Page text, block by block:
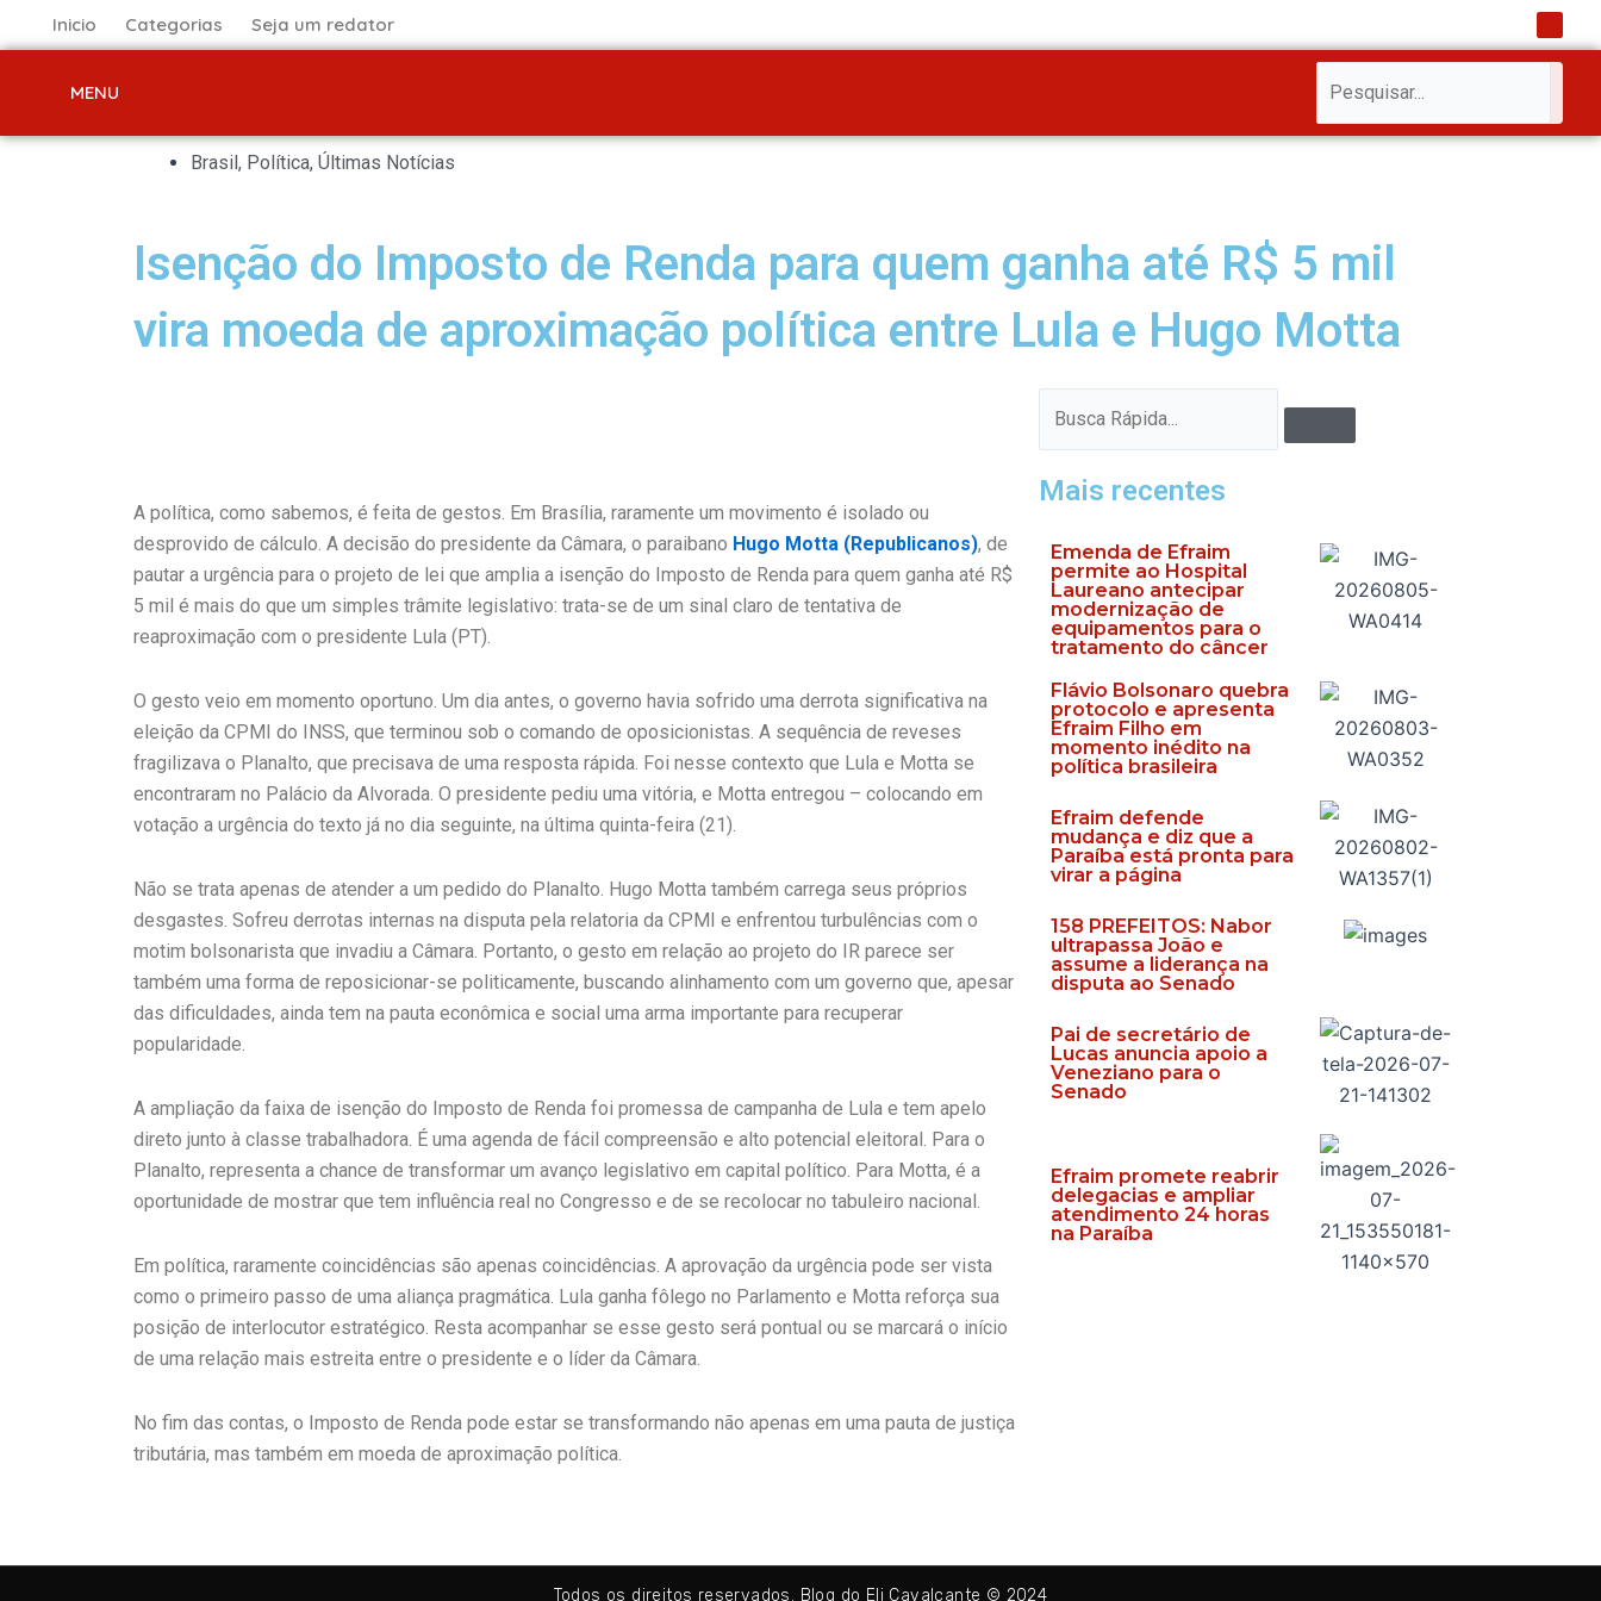
para
Inicio Categorias Seja um redator I
s
m
MENU
Brasil, Política, Últimas Notícias
Isenção do Imposto de Renda para quem ganha até R$ 5 mil
vira moeda de aproximação política entre Lula e Hugo Motta
A política, como sabemos, é feita de gestos. Em Brasília, raramente um movimento é isolado ou
desprovido de cálculo. A decisão do presidente da Câmara, o paraibano Hugo Motta (Republicanos), de
pautar a urgência para o projeto de lei que amplia a isenção do Imposto de Renda para quem ganha até R$
5 mil é mais do que um simples trâmite legislativo: trata-se de um sinal claro de tentativa de
reaproximação com o presidente Lula (PT).
O gesto veio em momento oportuno. Um dia antes, o governo havia sofrido uma derrota significativa na
eleição da CPMI do INSS, que terminou sob o comando de oposicionistas. A sequência de reveses
fragilizava o Planalto, que precisava de uma resposta rápida. Foi nesse contexto que Lula e Motta se
encontraram no Palácio da Alvorada. O presidente pediu uma vitória, e Motta entregou – colocando em
votação a urgência do texto já no dia seguinte, na última quinta-feira (21).
Não se trata apenas de atender a um pedido do Planalto. Hugo Motta também carrega seus próprios
desgastes. Sofreu derrotas internas na disputa pela relatoria da CPMI e enfrentou turbulências com o
motim bolsonarista que invadiu a Câmara. Portanto, o gesto em relação ao projeto do IR parece ser
também uma forma de reposicionar-se politicamente, buscando alinhamento com um governo que, apesar
das dificuldades, ainda tem na pauta econômica e social uma arma importante para recuperar
popularidade.
A ampliação da faixa de isenção do Imposto de Renda foi promessa de campanha de Lula e tem apelo
direto junto à classe trabalhadora. É uma agenda de fácil compreensão e alto potencial eleitoral. Para o
Planalto, representa a chance de transformar um avanço legislativo em capital político. Para Motta, é a
oportunidade de mostrar que tem influência real no Congresso e de se recolocar no tabuleiro nacional.
Em política, raramente coincidências são apenas coincidências. A aprovação da urgência pode ser vista
como o primeiro passo de uma aliança pragmática. Lula ganha fôlego no Parlamento e Motta reforça sua
posição de interlocutor estratégico. Resta acompanhar se esse gesto será pontual ou se marcará o início
de uma relação mais estreita entre o presidente e o líder da Câmara.
No fim das contas, o Imposto de Renda pode estar se transformando não apenas em uma pauta de justiça
tributária, mas também em moeda de aproximação política.
Mais recentes
Emenda de Efraim
permite ao Hospital
Laureano antecipar
modernização de
equipamentos para o
tratamento do câncer
Flávio Bolsonaro quebra
protocolo e apresenta
Efraim Filho em
momento inédito na
política brasileira
Efraim defende
mudança e diz que a
Paraíba está pronta para
virar a página
158 PREFEITOS: Nabor
ultrapassa João e
assume a liderança na
disputa ao Senado
Pai de secretário de
Lucas anuncia apoio a
Veneziano para o
Senado
Efraim promete reabrir
delegacias e ampliar
atendimento 24 horas
na Paraíba
Todos os direitos reservados. Blog do Eli Cavalcante © 2024